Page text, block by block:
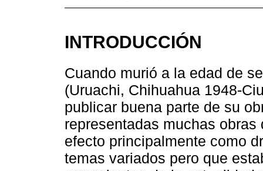
INTRODUCCIÓN
Cuando murió a la edad de
(Uruachi, Chihuahua 1948-
publicar buena parte de su
representadas muchas
efecto principalmente como
temas variados pero que